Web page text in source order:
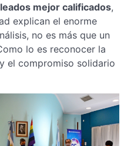
mejor calificados,
explican el enorme
no es más que un
lo es reconocer la
el compromiso solidario